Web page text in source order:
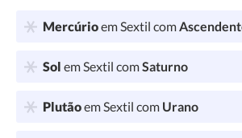
Mercúrioem Sextil com
Sol em Sextil comSaturno
Plutãoem Sextil com Urano